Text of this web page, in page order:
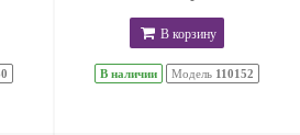
В корзину
В наличии Модель 110152